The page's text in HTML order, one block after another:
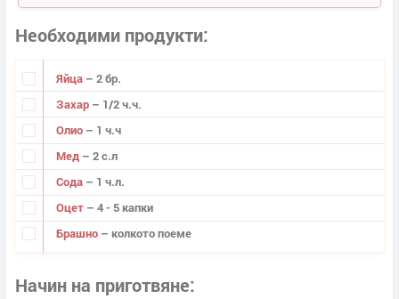
Необходими продукти
Яйца – 2 бр.
Захар – 1/2 ч.ч.
Олио – 1 ч.ч
Мед – 2 с.л
Сода – 1 ч.л.
Оцет – 4 - 5 капки
Брашно – колкото поеме
Начин на приготвяне